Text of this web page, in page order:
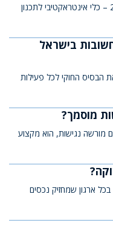
מחשבון עלות בנייה למ"ר 2026 – כלי אינטראקטיבי לתכנון
בישראל
הבסיס החוקי לכל פעילות
מוסמך?
מורשה נגישות, הוא מקצוע
ארגון שמחזיק נכסים